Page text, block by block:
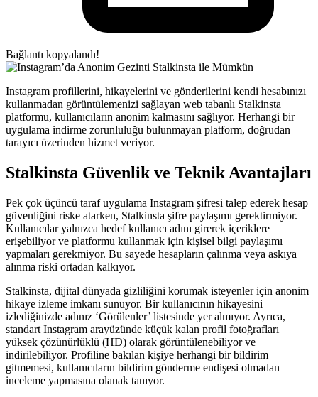
Bağlantı kopyalandı!
Instagram profillerini, hikayelerini ve gönderilerini kendi hesabınızı
kullanmadan görüntülemenizi sağlayan web tabanlı Stalkinsta
platformu, kullanıcıların anonim kalmasını sağlıyor. Herhangi bir
uygulama indirme zorunluluğu bulunmayan platform, doğrudan
tarayıcı üzerinden hizmet veriyor.
Stalkinsta Güvenlik ve Teknik Avantajları
Pek çok üçüncü taraf uygulama Instagram şifresi talep ederek hesap
güvenliğini riske atarken, Stalkinsta şifre paylaşımı gerektirmiyor.
Kullanıcılar yalnızca hedef kullanıcı adını girerek içeriklere
erişebiliyor ve platformu kullanmak için kişisel bilgi paylaşımı
yapmaları gerekmiyor. Bu sayede hesapların çalınma veya askıya
alınma riski ortadan kalkıyor.
Stalkinsta, dijital dünyada gizliliğini korumak isteyenler için anonim
hikaye izleme imkanı sunuyor. Bir kullanıcının hikayesini
izlediğinizde adınız ‘Görülenler’ listesinde yer almıyor. Ayrıca,
standart Instagram arayüzünde küçük kalan profil fotoğrafları
yüksek çözünürlüklü (HD) olarak görüntülenebiliyor ve
indirilebiliyor. Profiline bakılan kişiye herhangi bir bildirim
gitmemesi, kullanıcıların bildirim gönderme endişesi olmadan
inceleme yapmasına olanak tanıyor.